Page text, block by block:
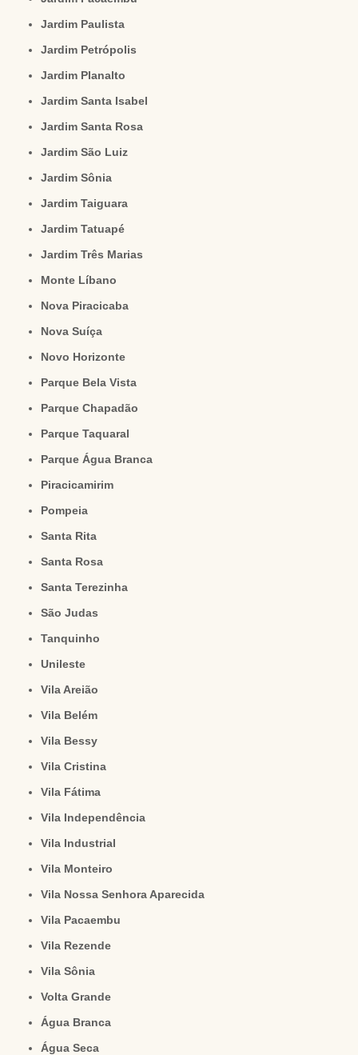
Jardim Paulista
Jardim Petrópolis
Jardim Planalto
Jardim Santa Isabel
Jardim Santa Rosa
Jardim São Luiz
Jardim Sônia
Jardim Taiguara
Jardim Tatuapé
Jardim Três Marias
Monte Líbano
Nova Piracicaba
Nova Suíça
Novo Horizonte
Parque Bela Vista
Parque Chapadão
Parque Taquaral
Parque Água Branca
Piracicamirim
Pompeia
Santa Rita
Santa Rosa
Santa Terezinha
São Judas
Tanquinho
Unileste
Vila Areião
Vila Belém
Vila Bessy
Vila Cristina
Vila Fátima
Vila Independência
Vila Industrial
Vila Monteiro
Vila Nossa Senhora Aparecida
Vila Pacaembu
Vila Rezende
Vila Sônia
Volta Grande
Água Branca
Água Seca